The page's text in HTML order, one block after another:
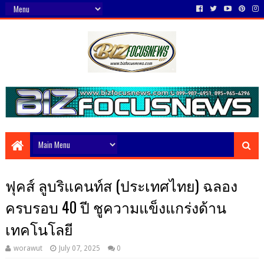
ฟุคส์ ลูบริแคนท์ส (ประเทศไทย) ฉลอง
ครบรอบ 40 ปี ชูความแข็งแกร่งด้าน
เทคโนโลยี
worawut July 07, 2025 0